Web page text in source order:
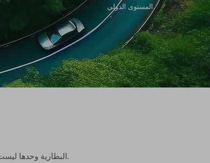
المستوى الدولي.
البطارية وحدها ليست سوى قطعة واحدة من أحجية الآلة. يعتمد نجاحه بشكل كبير على جودة وتوافق الشاحن المصاحب له.